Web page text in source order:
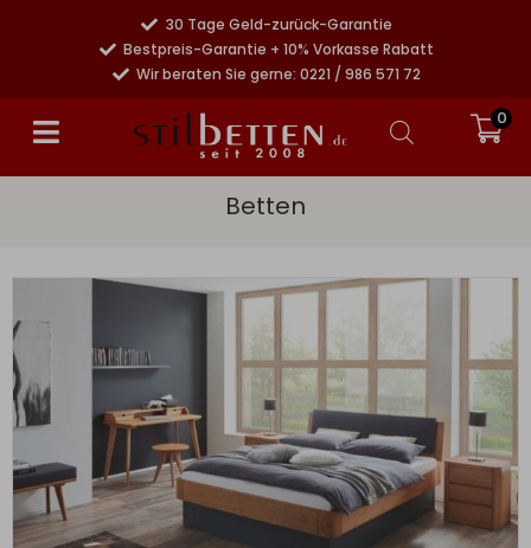
30 Tage Geld-zurück-Garantie
Bestpreis-Garantie + 10% Vorkasse Rabatt
Wir beraten Sie gerne: 0221 / 986 571 72
0
Betten